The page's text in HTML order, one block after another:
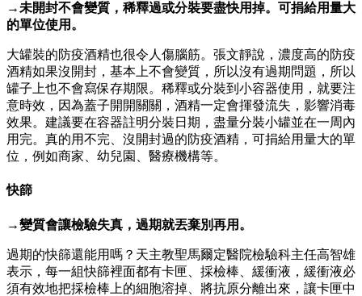
→未開封不會變質，稀釋過或分裝要盡快用掉。可捐給用量大
的單位使用。
大罐裝的防疫酒精也很令人傷腦筋。張文靜說，濃度高的防疫
酒精如果沒開封，基本上不會變質，所以沒有過期問題，所以
罐子上也不會寫保存期限。稀釋或分裝到小容器使用，就要注
意時效，因為蓋子開開關關，酒精一定會揮發流失，影響消毒
效果。建議要在容器註明分裝日期，盡量分裝小罐並在一周內
用完。真的用不完、沒開封過的防疫酒精，可捐給用量大的單
位，例如商家、幼兒園、醫療機構等。
快篩
→變質會讓檢驗失真，過期就丟棄別再用。
過期的快篩還能用嗎？天主教聖馬爾定醫院檢驗科主任高智雄
表示，每一組快篩裡面都有卡匣、採檢棒、緩衝液，緩衝液必
須有效地把採檢棒上的細胞溶掉、將抗原分離出來，讓卡匣中